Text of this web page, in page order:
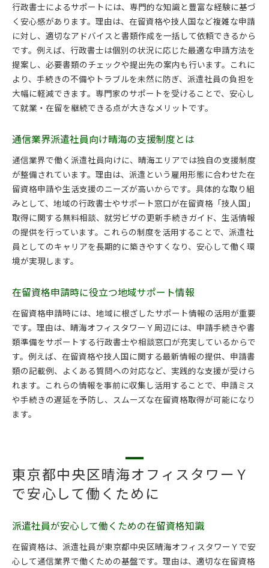
行政書士によるサポートには、専門的な知識と豊富な経験に基づ
く安心感があります。理由は、在留資格や技人国など複雑な申請
に対し、適切なアドバイスと書類作成を一括して依頼できるから
です。例えば、行政書士は個別の状況に応じた最適な申請方法を
提案し、必要書類のチェックや提出先の案内も行います。これに
より、手続きの不備やトラブルを未然に防ぎ、派遣社員の負担を
大幅に軽減できます。専門家のサポートを受けることで、安心し
て就業・在留を継続できる点が大きなメリットです。
通信業界派遣社員向け晴海の支援制度とは
通信業界で働く派遣社員向けに、晴海エリアでは独自の支援制度
が整備されています。理由は、派遣という雇用形態に合わせた在
留資格申請や生活支援のニーズが高いからです。具体的な取り組
みとして、地域の行政書士やサポート窓口が在留資格「技人国」
取得に関する無料相談、就労ビザの更新手続きガイド、生活情報
の提供を行っています。これらの制度を活用することで、派遣社
員としてのキャリアを長期的に築きやすくなり、安心して働く環
境が実現します。
在留資格申請時に役立つ地域サポート情報
在留資格申請時には、地域に根ざしたサポート情報の活用が重要
です。理由は、晴海オフィスタワーＹ周辺には、申請手続きや書
類準備をサポートする行政書士や相談窓口が充実しているからで
す。例えば、在留資格や技人国に関する最新情報の提供、申請書
類の記載例、よくある質問への対応など、実践的な支援が受けら
れます。これらの情報を事前に収集し活用することで、申請ミス
や手続きの遅延を予防し、スムーズな在留資格取得が可能になり
ます。
東京都中央区晴海オフィスタワーＹ
で安心して働くために
派遣社員が安心して働くための在留資格知識
在留資格は、派遣社員が東京都中央区晴海オフィスタワーＹで安
心して通信業界で働くための基盤です。理由は、適切な在留資格